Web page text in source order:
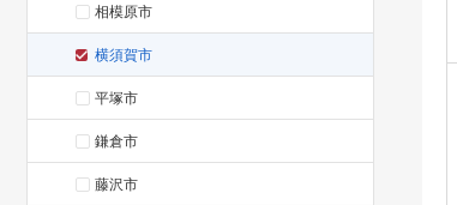
相模原市
横須賀市
平塚市
鎌倉市
藤沢市